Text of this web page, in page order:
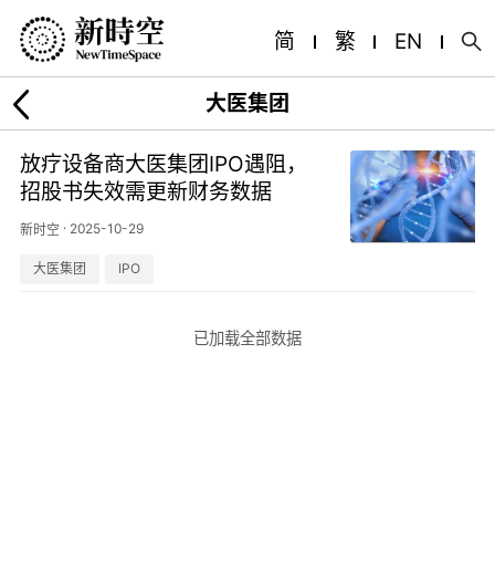
简 繁 EN
大医集团
放疗设备商大医集团IPO遇阻，
招股书失效需更新财务数据
新时空 · 2025-10-29
大医集团 IPO
已加载全部数据